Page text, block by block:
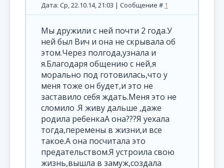
Дата: Ср, 22.10.14, 21:03 | Сообщение # 1
Мы дружили с ней почти 2 года.У
ней был Вич и она не скрывала об
этом.Через полгода,узнала и
я.Благодаря общению с ней,я
морально под готовилась,что у
меня тоже он будет,и это не
заставило себя ждать.Меня это не
сломило .Я живу дальше ,даже
родила ребенкаА она???Я уехала
тогда,перемены в жизни,и все
такое.А она посчитала это
предательством.Я устроила свою
жизнь,вышла в замуж,создала